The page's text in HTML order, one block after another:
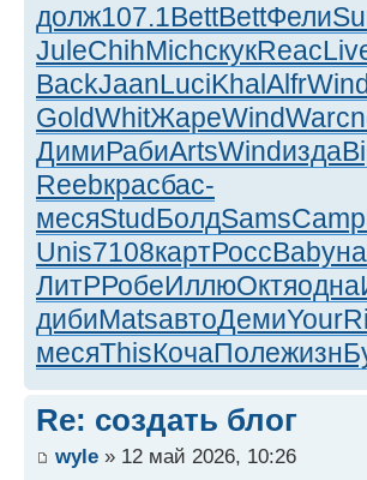
долж107.1BettBettФели
JuleChihMichскукReac
BackJaanLuciKhalAlfr
GoldWhitЖареWindWarc
ДимиРабиArtsWindизда
Reebкрасбас-
месяStudБолдSamsCamp
Unis7108картРоссBaby
ЛитРРобеИллюОктяодна
дибиMatsавтоДемиYour
месяThisКочаПолежизн
Re: создать блог
wyle » 12 май 2026, 10:26